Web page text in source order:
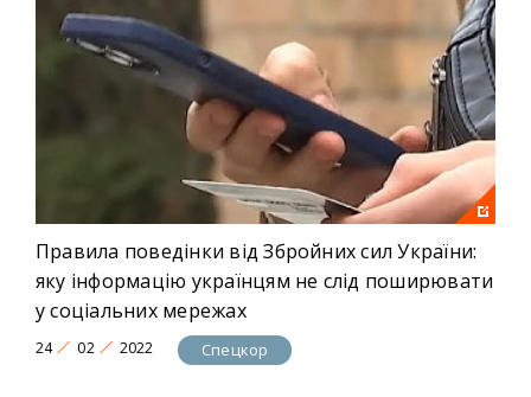
Правила поведінки від Збройних сил України:
яку інформацію українцям не слід поширювати
у соціальних мережах
24 02 2022 Спецкор